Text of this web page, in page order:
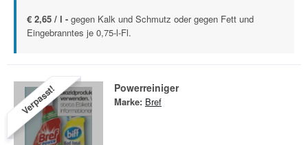
€ 2,65 / l - gegen Kalk und Schmutz oder gegen Fett und
Eingebranntes je 0,75-l-Fl.
Verpasst! Powerreiniger
Marke: Bref